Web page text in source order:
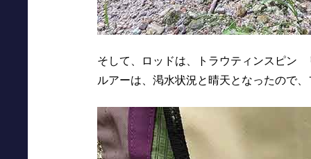
そして、ロッドは、トラウティンスピン
ルアーは、渇水状況と晴天となったので